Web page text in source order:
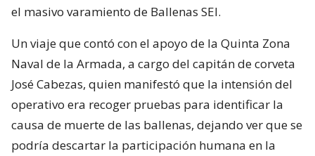
el masivo varamiento de Ballenas SEI.
Un viaje que contó con el apoyo de la Quinta Zona
Naval de la Armada, a cargo del capitán de corveta
José Cabezas, quien manifestó que la intensión del
operativo era recoger pruebas para identificar la
causa de muerte de las ballenas, dejando ver que se
podría descartar la participación humana en la